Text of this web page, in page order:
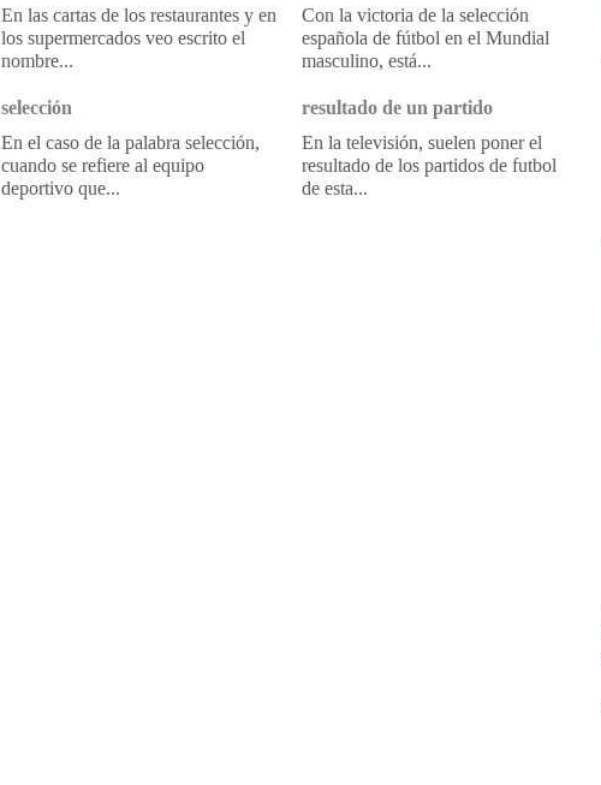
En las cartas de los restaurantes y en
los supermercados veo escrito el
nombre...
Con la victoria de la selección
española de fútbol en el Mundial
masculino, está...
selección
En el caso de la palabra selección,
cuando se refiere al equipo
deportivo que...
resultado de un partido
En la televisión, suelen poner el
resultado de los partidos de futbol
de esta...